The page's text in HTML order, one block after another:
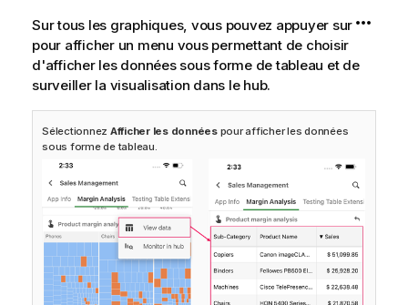
Sur tous les graphiques, vous pouvez appuyer sur
pour afficher un menu vous permettant de choisir
d'afficher les données sous forme de tableau et de
surveiller la visualisation dans le hub.
Sélectionnez Afficher les donnéespour afficher les données
sous forme de tableau.